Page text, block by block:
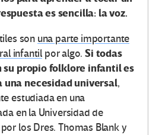
es sencilla: la voz.
son una parte importante
infantil por algo.Si todas
su propio folklore infantil es
una necesidad universal,
estudiada en una
en la Universidad de
los Dres. Thomas Blank y